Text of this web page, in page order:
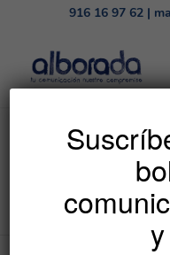
916 16 97 62|
Listado
Estás en: Inicio / BBDD